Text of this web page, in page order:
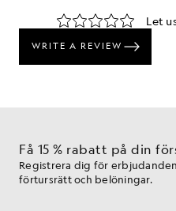
Få 15 % rabatt på din
Registrera dig för
förtursrätt och belöningar.